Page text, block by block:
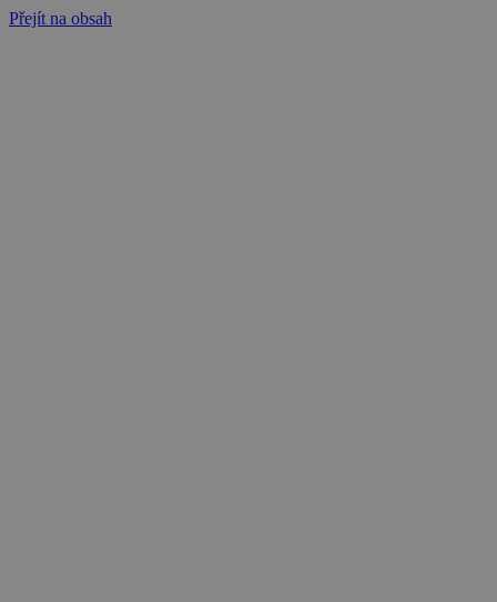
Přejít na obsah